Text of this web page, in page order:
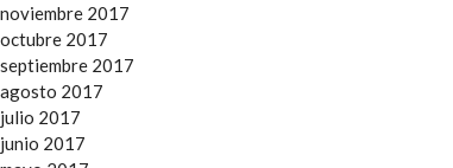
noviembre 2017
octubre 2017
septiembre 2017
agosto 2017
julio 2017
junio 2017